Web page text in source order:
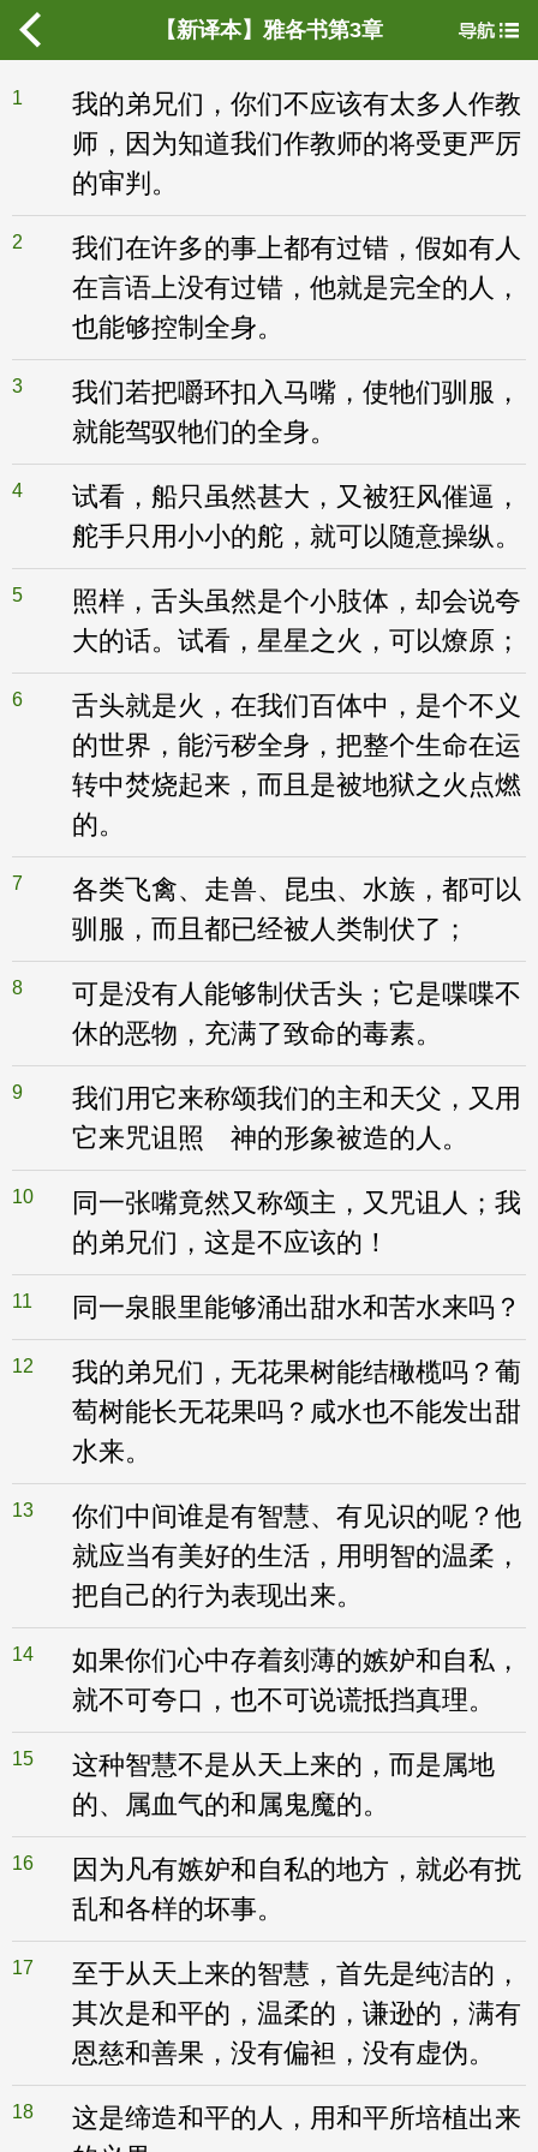
【新译本】雅各书第3章
1
我的弟兄们，你们不应该有太多人作教
师，因为知道我们作教师的将受更严厉
的审判。
2
我们在许多的事上都有过错，假如有人
在言语上没有过错，他就是完全的人，
也能够控制全身。
3
我们若把嚼环扣入马嘴，使牠们驯服，
就能驾驭牠们的全身。
4
试看，船只虽然甚大，又被狂风催逼，
舵手只用小小的舵，就可以随意操纵。
5
照样，舌头虽然是个小肢体，却会说夸
大的话。试看，星星之火，可以燎原；
6
舌头就是火，在我们百体中，是个不义
的世界，能污秽全身，把整个生命在运
转中焚烧起来，而且是被地狱之火点燃
的。
7
各类飞禽、走兽、昆虫、水族，都可以
驯服，而且都已经被人类制伏了；
8
可是没有人能够制伏舌头；它是喋喋不
休的恶物，充满了致命的毒素。
9
我们用它来称颂我们的主和天父，又用
它来咒诅照 神的形象被造的人。
10
同一张嘴竟然又称颂主，又咒诅人；我
的弟兄们，这是不应该的！
11 同一泉眼里能够涌出甜水和苦水来吗？
12
我的弟兄们，无花果树能结橄榄吗？葡
萄树能长无花果吗？咸水也不能发出甜
水来。
13
你们中间谁是有智慧、有见识的呢？他
就应当有美好的生活，用明智的温柔，
把自己的行为表现出来。
14
如果你们心中存着刻薄的嫉妒和自私，
就不可夸口，也不可说谎抵挡真理。
15
这种智慧不是从天上来的，而是属地
的、属血气的和属鬼魔的。
16
因为凡有嫉妒和自私的地方，就必有扰
乱和各样的坏事。
17
至于从天上来的智慧，首先是纯洁的，
其次是和平的，温柔的，谦逊的，满有
恩慈和善果，没有偏袒，没有虚伪。
18
这是缔造和平的人，用和平所培植出来